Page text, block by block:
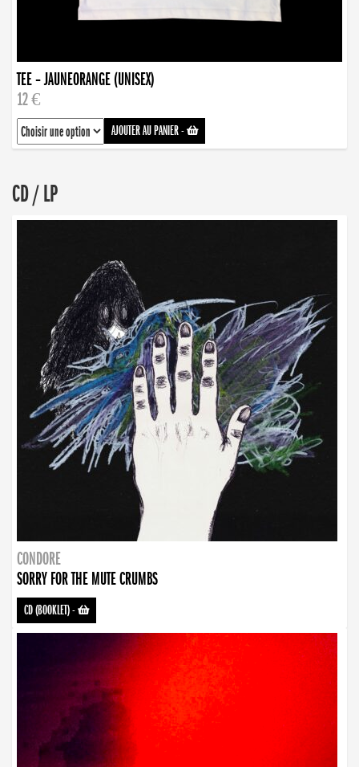
TEE – JAUNEORANGE (UNISEX)
12 €
AJOUTER AU PANIER-
CD / LP
CONDORE
SORRY FOR THE MUTE CRUMBS
CD (BOOKLET)-